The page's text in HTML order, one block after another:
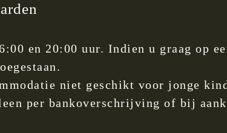
en 20:00 uur. Indien u graag op
niet geschikt voor jonge
per bankoverschrijving of bij